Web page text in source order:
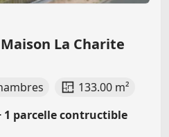
La Charite
133.00 m²
1 parcelle contructible